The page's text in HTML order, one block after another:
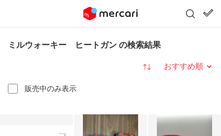
ミルウォーキー ヒートガン の検索結果
販売中のみ表示
並び替え